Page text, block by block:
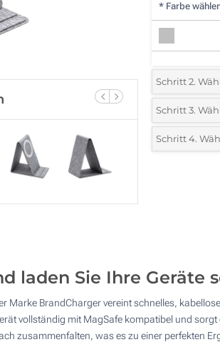
* Farbe
Schritt 2.
*Wählen Sie
1 Farbig
Vollfarb-
Ohne
Schritt 3.
*Bitte wählen
50
100
Schritt 4.
laden Sie Ihre Geräte
Marke BrandCharger vereint schnelles,
vollständig mit MagSafe kompatibel und
zusammenfalten, was es zu einer perfekten